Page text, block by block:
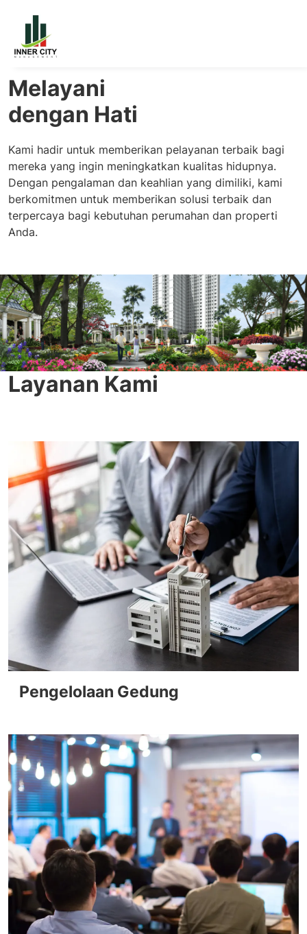
Melayani
dengan Hati
Kami hadir untuk memberikan pelayanan terbaik bagi
mereka yang ingin meningkatkan kualitas hidupnya.
Dengan pengalaman dan keahlian yang dimiliki, kami
berkomitmen untuk memberikan solusi terbaik dan
terpercaya bagi kebutuhan perumahan dan properti
Anda.
Layanan Kami
Pengelolaan Gedung